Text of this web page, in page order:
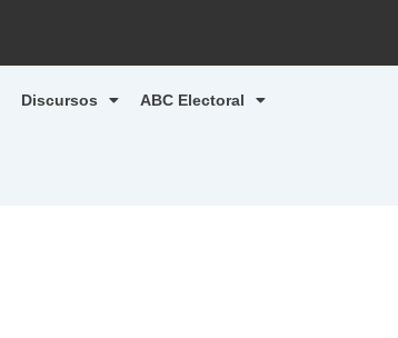
Discursos ABC Electoral